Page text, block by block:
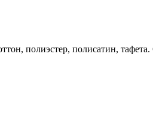
полиэстер, полисатин,